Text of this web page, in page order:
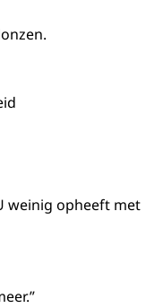
weinig opheeft met